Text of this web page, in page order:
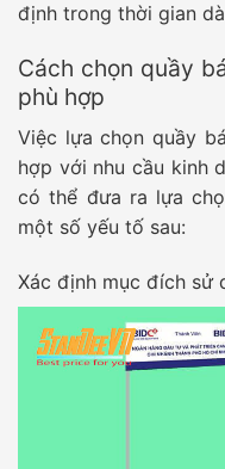
định trong thời gian
Cách chọn quầy
phù hợp
Việc lựa chọn quầy
hợp với nhu cầu kinh
có thể đưa ra lựa
một số yếu tố sau:
Xác định mục đích sử